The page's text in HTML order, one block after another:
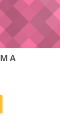
A